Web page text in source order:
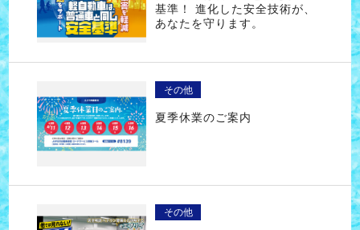
基準！ 進化した安全技術が、
あなたを守ります。
その他
夏季休業のご案内
その他